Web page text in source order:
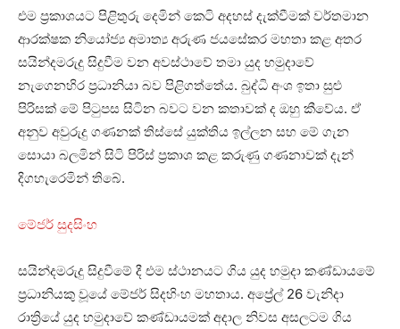
එම ප්‍රකාශයට පිළිතුරු දෙමින් කෙටි අදහස් දැක්වීමක් වර්තමාන
ආරක්ෂක නියෝජ්‍ය අමාත්‍ය අරුණ ජයසේකර මහතා කළ අතර
සයින්දමරුදු සිදුවීම වන අවස්ථාවේ තමා යුද හමුදාවේ
නැගෙනහිර ප්‍රධානියා බව පිළිගත්තේය. බුද්ධි අංශ ඉතා සුළු
පිරිසක් මේ පිටුපස සිටින බවට වන කතාවක් ද ඔහු කීවේය. ඒ
අනුව අවුරුදු ගණනක් තිස්සේ යුක්තිය ඉල්ලන සහ මේ ගැන
සොයා බලමින් සිටි පිරිස් ප්‍රකාශ කළ කරුණු ගණනාවක් දැන්
දිගහැරෙමින් තිබේ.
මේජර් සුදසිංහ
සයින්දමරුදු සිදුවීමේ දී එම ස්ථානයට ගිය යුද හමුදා කණ්ඩායමේ
ප්‍රධානියකු වූයේ මේජර් සිදහිංහ මහතාය. අප්‍රේල් 26 වැනිදා
රාත්‍රියේ යුද හමුදාවේ කණ්ඩායමක් අදාල නිවස අසලටම ගිය